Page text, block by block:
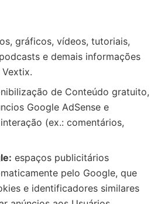
gráficos, vídeos, tutoriais,
e demais informações
de Conteúdo gratuito,
Google AdSense e
(ex.: comentários,
espaços publicitários
pelo Google, que
e identificadores similares